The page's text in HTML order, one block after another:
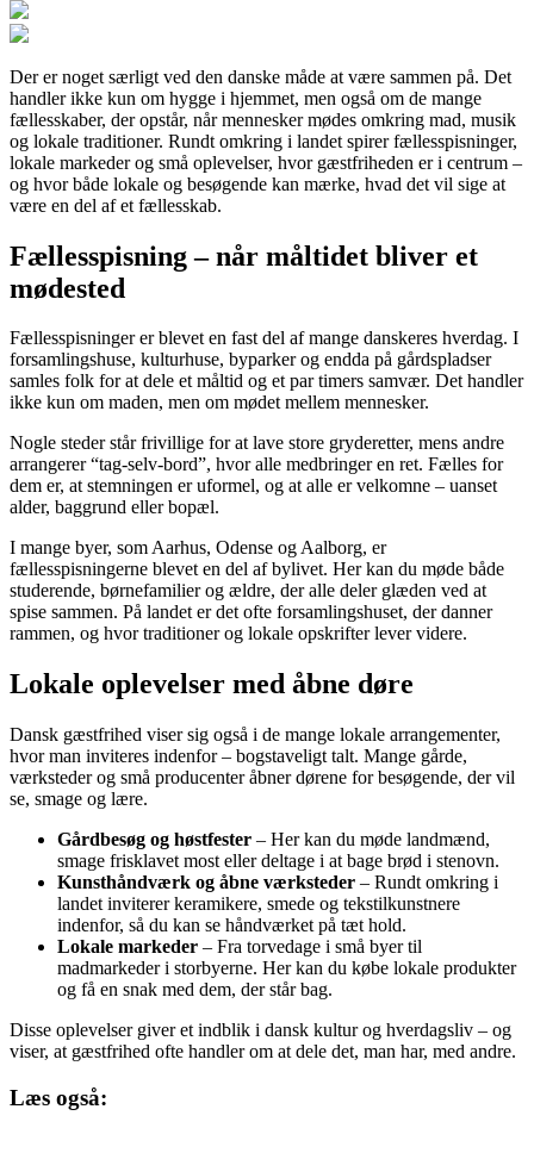
Der er noget særligt ved den danske måde at være sammen på. Det
handler ikke kun om hygge i hjemmet, men også om de mange
fællesskaber, der opstår, når mennesker mødes omkring mad, musik
og lokale traditioner. Rundt omkring i landet spirer fællesspisninger,
lokale markeder og små oplevelser, hvor gæstfriheden er i centrum –
og hvor både lokale og besøgende kan mærke, hvad det vil sige at
være en del af et fællesskab.
Fællesspisning – når måltidet bliver et
mødested
Fællesspisninger er blevet en fast del af mange danskeres hverdag. I
forsamlingshuse, kulturhuse, byparker og endda på gårdspladser
samles folk for at dele et måltid og et par timers samvær. Det handler
ikke kun om maden, men om mødet mellem mennesker.
Nogle steder står frivillige for at lave store gryderetter, mens andre
arrangerer “tag-selv-bord”, hvor alle medbringer en ret. Fælles for
dem er, at stemningen er uformel, og at alle er velkomne – uanset
alder, baggrund eller bopæl.
I mange byer, som Aarhus, Odense og Aalborg, er
fællesspisningerne blevet en del af bylivet. Her kan du møde både
studerende, børnefamilier og ældre, der alle deler glæden ved at
spise sammen. På landet er det ofte forsamlingshuset, der danner
rammen, og hvor traditioner og lokale opskrifter lever videre.
Lokale oplevelser med åbne døre
Dansk gæstfrihed viser sig også i de mange lokale arrangementer,
hvor man inviteres indenfor – bogstaveligt talt. Mange gårde,
værksteder og små producenter åbner dørene for besøgende, der vil
se, smage og lære.
Gårdbesøg og høstfester – Her kan du møde landmænd,
smage frisklavet most eller deltage i at bage brød i stenovn.
Kunsthåndværk og åbne værksteder – Rundt omkring i
landet inviterer keramikere, smede og tekstilkunstnere
indenfor, så du kan se håndværket på tæt hold.
Lokale markeder – Fra torvedage i små byer til
madmarkeder i storbyerne. Her kan du købe lokale produkter
og få en snak med dem, der står bag.
Disse oplevelser giver et indblik i dansk kultur og hverdagsliv – og
viser, at gæstfrihed ofte handler om at dele det, man har, med andre.
Læs også: